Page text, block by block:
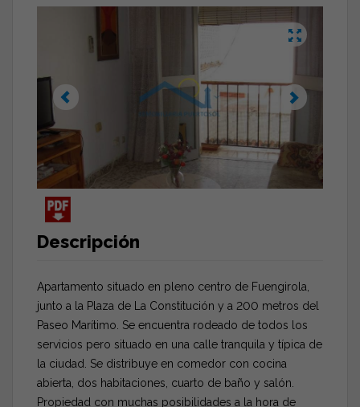
Descripción
Apartamento situado en pleno centro de Fuengirola,
junto a la Plaza de La Constitución y a 200 metros del
Paseo Marítimo. Se encuentra rodeado de todos los
servicios pero situado en una calle tranquila y típica de
la ciudad. Se distribuye en comedor con cocina
abierta, dos habitaciones, cuarto de baño y salón.
Propiedad con muchas posibilidades a la hora de